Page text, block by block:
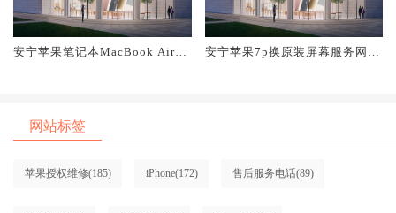
安宁苹果笔记本MacBook Air换
安宁苹果7p换原装屏幕服务网点
网站标签
苹果授权维修(185) iPhone(172) 售后服务电话(89)